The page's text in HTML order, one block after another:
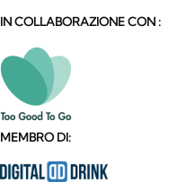
IN COLLABORAZIONE CON :
MEMBRO DI: